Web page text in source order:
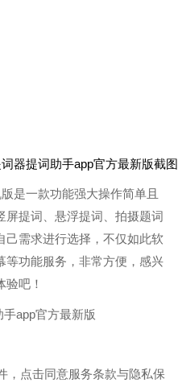
是一款功能强大操作简单且
屏提词、悬浮提词、拍摄题词
己需求进行选择，不仅如此软
等功能服务，非常方便，感兴
吧！
，点击同意服务条款与隐私保